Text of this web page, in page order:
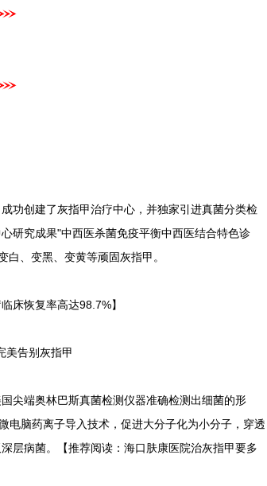
创建了灰指甲治疗中心，并独家引进真菌分类检
研究成果"中西医杀菌免疫平衡中西医结合特色诊
、变黑、变黄等顽固灰指甲。
恢复率高达98.7%】
告别灰指甲
端奥林巴斯真菌检测仪器准确检测出细菌的形
电脑药离子导入技术，促进大分子化为小分子，穿透
层病菌。【推荐阅读：海口肤康医院治灰指甲要多